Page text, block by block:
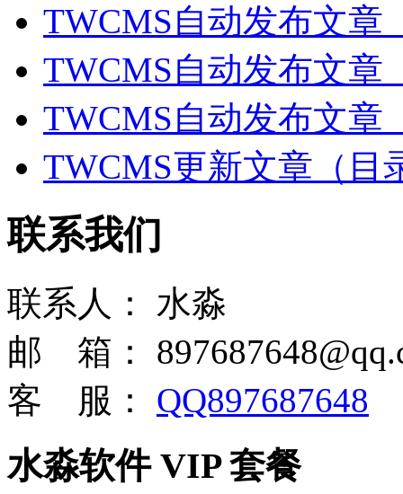
TWCMS自动发布文章
TWCMS自动发布文章
TWCMS自动发布文章
TWCMS更新文章（目
联系我们
联系人：
水淼
邮 箱：
客 服：
QQ897687648
水淼软件 VIP 套餐